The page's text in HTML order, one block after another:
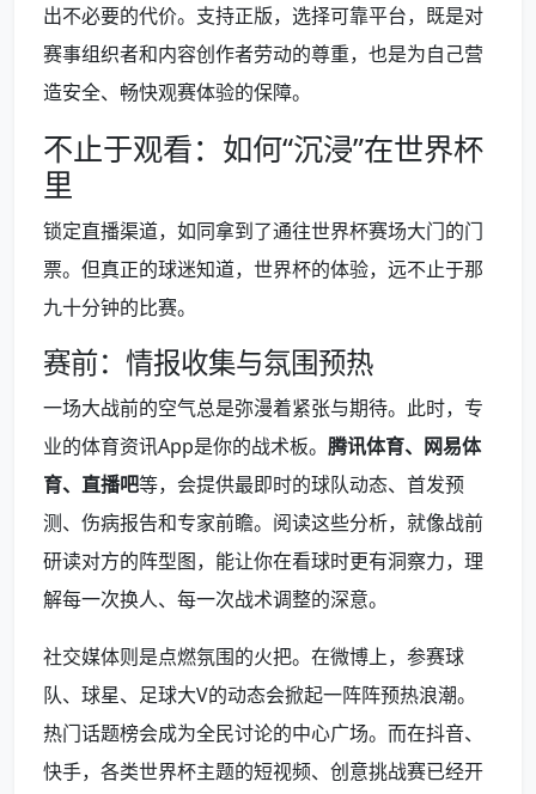
出不必要的代价。支持正版，选择可靠平台，既是对
赛事组织者和内容创作者劳动的尊重，也是为自己营
造安全、畅快观赛体验的保障。
不止于观看：如何“沉浸”在世界杯
里
锁定直播渠道，如同拿到了通往世界杯赛场大门的门
票。但真正的球迷知道，世界杯的体验，远不止于那
九十分钟的比赛。
赛前：情报收集与氛围预热
一场大战前的空气总是弥漫着紧张与期待。此时，专
业的体育资讯App是你的战术板。 腾讯体育、网易体
育、直播吧等，会提供最即时的球队动态、首发预
测、伤病报告和专家前瞻。阅读这些分析，就像战前
研读对方的阵型图，能让你在看球时更有洞察力，理
解每一次换人、每一次战术调整的深意。
社交媒体则是点燃氛围的火把。在微博上，参赛球
队、球星、足球大V的动态会掀起一阵阵预热浪潮。
热门话题榜会成为全民讨论的中心广场。而在抖音、
快手，各类世界杯主题的短视频、创意挑战赛已经开